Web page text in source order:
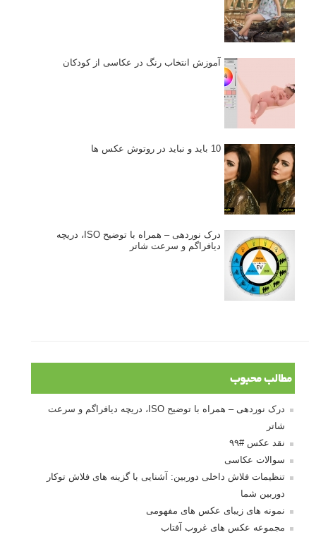
آموزش انتخاب رنگ در عکاسی از کودکان
10 باید و نباید در روتوش عکس ها
درک نوردهی – همراه با توضیح ISO، دریچه
دیافراگم و سرعت شاتر
مطالب محبوب
درک نوردهی – همراه با توضیح ISO، دریچه دیافراگم و سرعت
شاتر
نقد عکس #۹۹
سوالات عکاسی
تنظیمات فلاش داخلی دوربین: آشنایی با گزینه های فلاش توکار
دوربین شما
نمونه های زیبای عکس های مفهومی
مجموعه عکس های غروب آفتاب